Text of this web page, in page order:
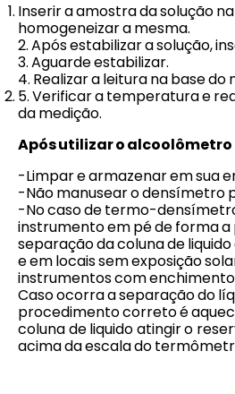
Inserir a amostra da solução
homogeneizar a mesma.
2. Após estabilizar a solução,
3. Aguarde estabilizar.
4. Realizar a leitura na base do
5. Verificar a temperatura e
da medição.
Após utilizar o alcoolômetro
-Limpar e armazenar em sua
-Não manusear o densímetro
-No caso de termo-
instrumento em pé de forma a
separação da coluna de
e em locais sem exposição
instrumentos com
Caso ocorra a separação do
procedimento correto é
coluna de liquido atingir o
acima da escala do